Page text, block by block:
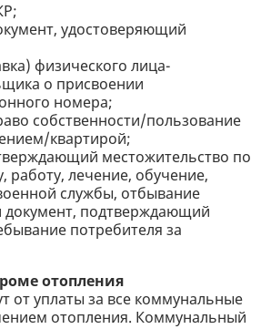
удостоверяющий
физического лица-
о присвоении
номера;
собственности/пользование
квартирой;
местожительство по
работу, лечение, обучение,
службы, отбывание
документ, подтверждающий
потребителя за
отопления
от уплаты за все коммунальные
отопления. Коммунальный